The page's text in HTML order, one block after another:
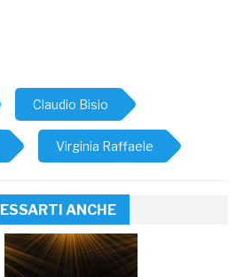
Claudio Bisio
Virginia Raffaele
ANCHE